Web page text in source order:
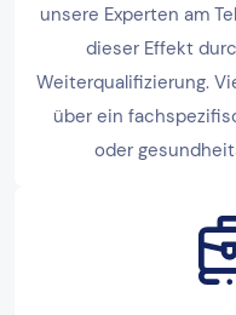
unsere Experten am
dieser Effekt
Weiterqualifizierung.
über ein
oder